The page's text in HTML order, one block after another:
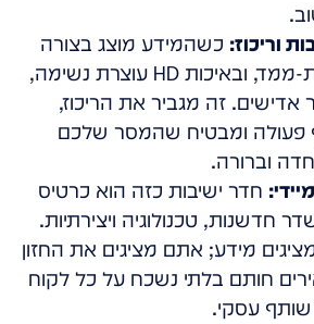
וריכוז: כשהמידע מוצג בצורה
דינמית, בתלת-ממד, ובאיכות HD עוצרת נשימה,
זה מגביר את הריכוז,
פעולה ומבטיח שהמסר שלכם
וברורה.
חדר ישיבות כזה הוא כרטיס
חדשנות, טכנולוגיה ויצירתיות.
מידע; אתם מציגים את החזון
חותם בלתי נשכח על כל לקוח
שותף עסקי.